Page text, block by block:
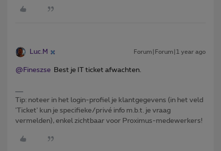
Luc.M Forum|Forum|1 year ago
@Fineszse Best je IT ticket afwachten.
Tip: noteer in het login-profiel je klantgegevens (in het veld
'Ticket' kun je specifieke/privé info m.b.t. je vraag
vermelden), enkel zichtbaar voor Proximus-medewerkers!